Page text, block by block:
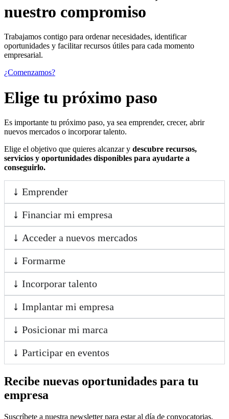
nuestro compromiso
Trabajamos contigo para ordenar necesidades, identificar
oportunidades y facilitar recursos útiles para cada momento
empresarial.
¿Comenzamos?
Elige tu próximo paso
Es importante tu próximo paso, ya sea emprender, crecer, abrir
nuevos mercados o incorporar talento.
Elige el objetivo que quieres alcanzar y descubre recursos,
servicios y oportunidades disponibles para ayudarte a
conseguirlo.
Emprender
Financiar mi empresa
Acceder a nuevos mercados
Formarme
Incorporar talento
Implantar mi empresa
Posicionar mi marca
Participar en eventos
Recibe nuevas oportunidades para tu
empresa
Suscríbete a nuestra newsletter para estar al día de convocatorias,